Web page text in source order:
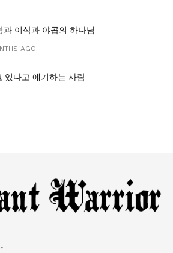
과 이삭과 야곱의 하나님
AGO
있다고 얘기하는 사람